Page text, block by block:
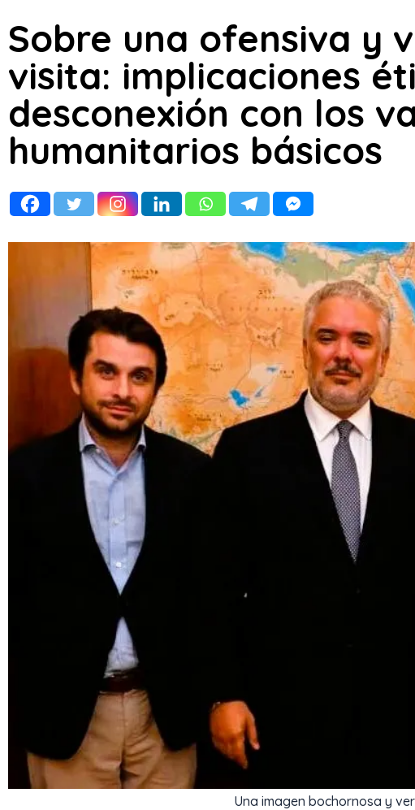
Sobre una ofensiva y
visita: implicaciones
desconexión con los
humanitarios básicos
Una imagen bochornosa y